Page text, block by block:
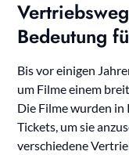
Bedeutung
Bis vor einigen
um Filme einem
Die Filme wurden in
Tickets, um sie
verschiedene